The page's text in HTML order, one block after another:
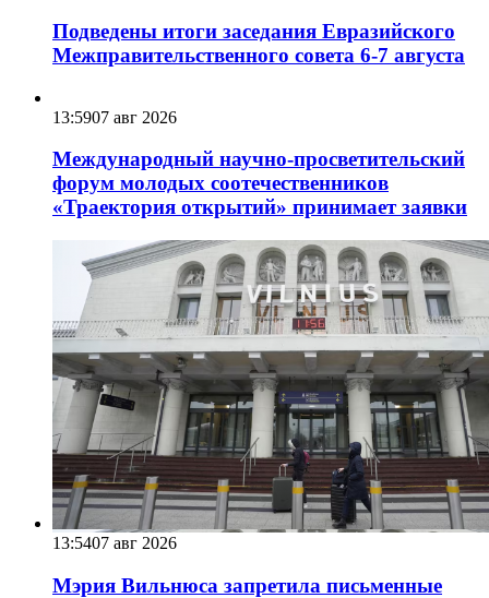
Подведены итоги заседания Евразийского
Межправительственного совета 6-7 августа
13:5907 авг 2026
Международный научно-просветительский
форум молодых соотечественников
«Траектория открытий» принимает заявки
13:5407 авг 2026
Мэрия Вильнюса запретила письменные